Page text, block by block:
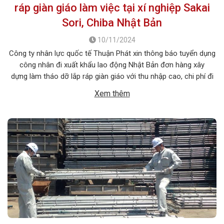
ráp giàn giáo làm việc tại xí nghiệp Sakai
Sori, Chiba Nhật Bản
10/11/2024
Công ty nhân lực quốc tế Thuận Phát xin thông báo tuyển dụng
công nhân đi xuất khẩu lao động Nhật Bản đơn hàng xây
dựng làm tháo dỡ lắp ráp giàn giáo với thu nhập cao, chi phí đi
1. MÔ TẢ […]
Xem thêm